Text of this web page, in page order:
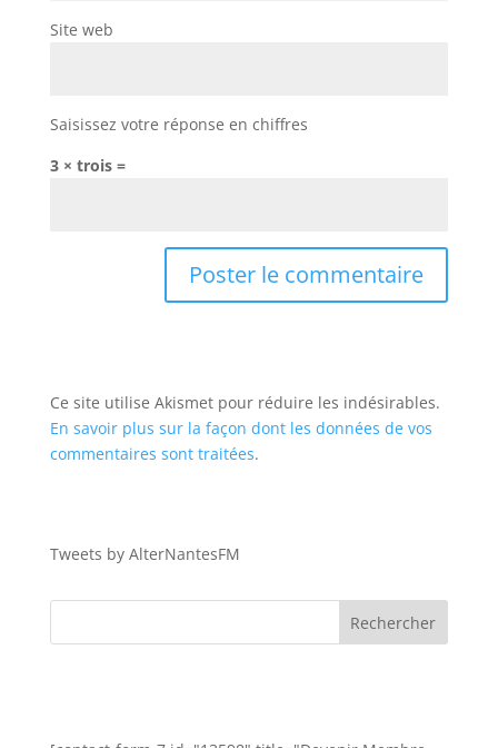
Site web
Saisissez votre réponse en chiffres
3 × trois =
Ce site utilise Akismet pour réduire les indésirables.
En savoir plus sur la façon dont les données de vos
commentaires sont traitées.
Tweets by AlterNantesFM